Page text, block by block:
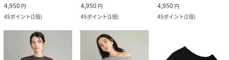
4,950 円
45ポイント(1倍)
4,950 円
45ポイント(1倍)
4,950 円
45ポイント(1倍)